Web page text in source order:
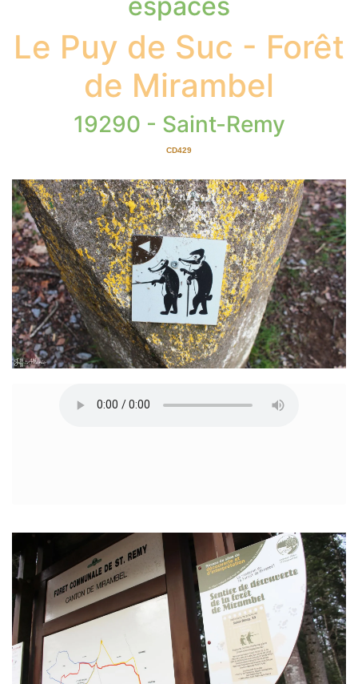
espaces
Le Puy de Suc - Forêt
de Mirambel
19290 - Saint-Remy
CD429